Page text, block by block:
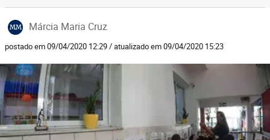
MM Márcia Maria Cruz
postado em 09/04/2020 12:29 / atualizado em 09/04/2020 15:23